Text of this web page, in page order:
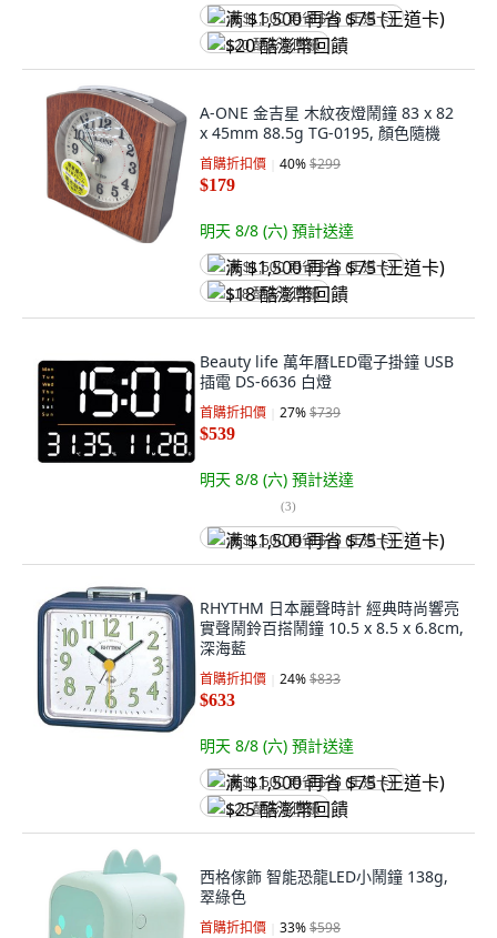
满 $1,500 再省 $75 (王道卡)
$20 酷澎幣回饋
A-ONE 金吉星 木紋夜燈鬧鐘 83 x 82
x 45mm 88.5g TG-0195, 顏色隨機
首購折扣價 40%$299
$179
明天 8/8 (六) 預計送達
满 $1,500 再省 $75 (王道卡)
$18 酷澎幣回饋
Beauty life 萬年曆LED電子掛鐘 USB
插電 DS-6636 白燈
首購折扣價 27%$739
$539
明天 8/8 (六) 預計送達
(3)
满 $1,500 再省 $75 (王道卡)
RHYTHM 日本麗聲時計 經典時尚響亮
實聲鬧鈴百搭鬧鐘 10.5 x 8.5 x 6.8cm,
深海藍
首購折扣價 24%$833
$633
明天 8/8 (六) 預計送達
满 $1,500 再省 $75 (王道卡)
$25 酷澎幣回饋
西格傢飾 智能恐龍LED小鬧鐘 138g,
翠綠色
首購折扣價 33%$598